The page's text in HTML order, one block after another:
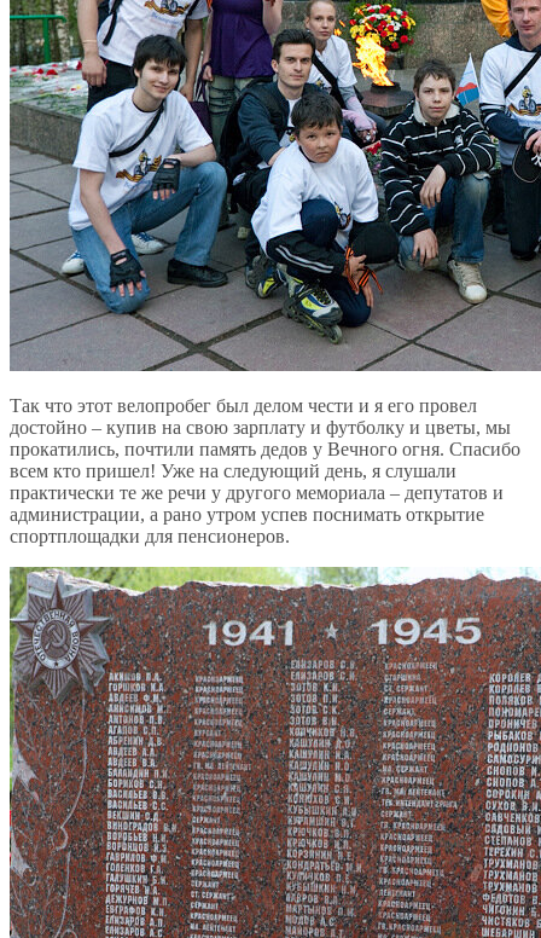
Так что этот велопробег был делом чести и я его провел
достойно – купив на свою зарплату и футболку и цветы, мы
прокатились, почтили память дедов у Вечного огня. Спасибо
всем кто пришел! Уже на следующий день, я слушали
практически те же речи у другого мемориала – депутатов и
администрации, а рано утром успев поснимать открытие
спортплощадки для пенсионеров.